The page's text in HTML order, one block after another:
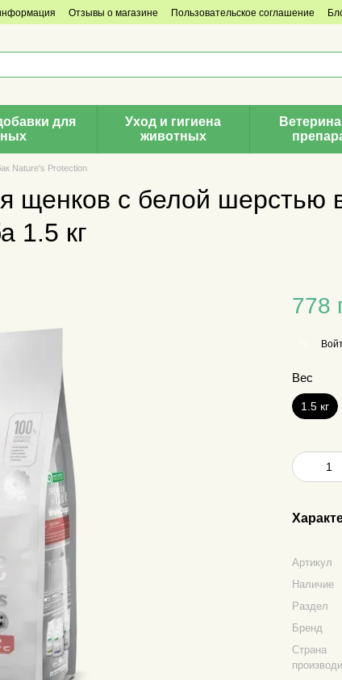
Отзывы о магазине Пользовательское соглашение
для
Уход и гигиена
животных
Nature's Protection
щенков с белой шерстью
1.5 кг
778
Вес
1.5 кг
Артикул
Наличие
Раздел
Бренд
Страна